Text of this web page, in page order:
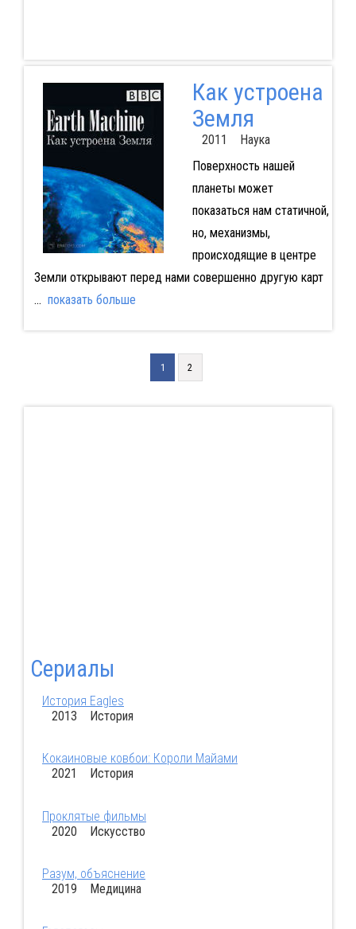
Как устроена
Земля
2011 Наука
Поверхность нашей
планеты может
показаться нам статичной,
но, механизмы,
происходящие в центре
Земли открывают перед нами совершенно другую карт
... показать больше
1 2
Сериалы
История Eagles
2013 История
Кокаиновые ковбои: Короли Майами
2021 История
Проклятые фильмы
2020 Искусство
Разум, объяснение
2019 Медицина